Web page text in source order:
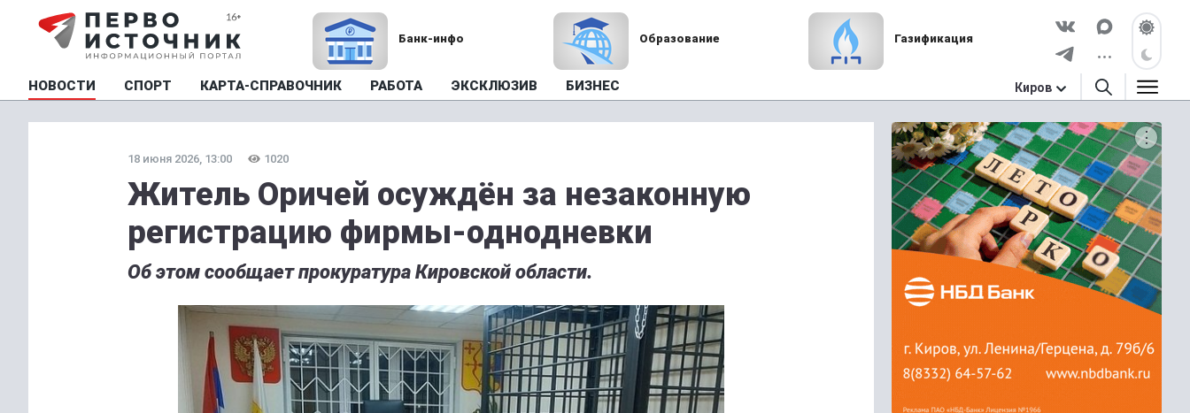
Банк-инфо Образование Газификация
НОВОСТИ СПОРТ КАРТА-СПРАВОЧНИК РАБОТА ЭКСКЛЮЗИВ БИЗНЕС Киров
18 июня 2026, 13:00 1020
Житель Оричей осуждён за незаконную
регистрацию фирмы-однодневки
Об этом сообщает прокуратура Кировской области.